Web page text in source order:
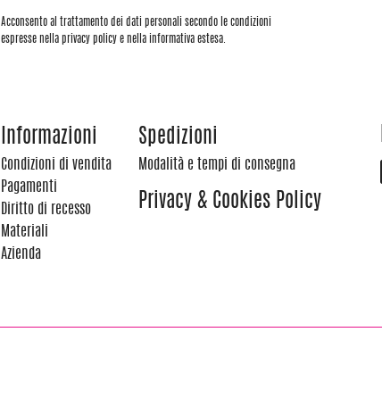
Acconsento al trattamento dei dati personali secondo le condizioni
espresse nella privacy policy e nella informativa estesa.
Informazioni
Condizioni di vendita
Pagamenti
Diritto di recesso
Materiali
Azienda
Spedizioni
Modalità e tempi di consegna
Privacy & Cookies Policy